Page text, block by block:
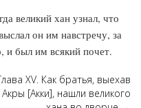
великий хан узнал, что
он им навстречу, за
был им всякий почет.
XV. Как братья, выехав
Акры [Акки], нашли великого